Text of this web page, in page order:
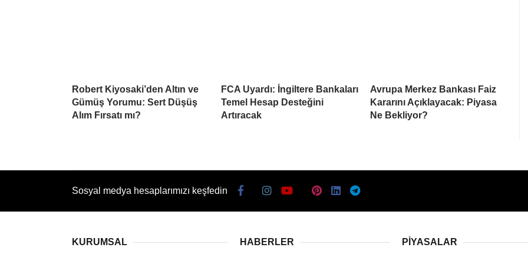
Robert Kiyosaki’den Altın ve
Gümüş Yorumu: Sert Düşüş
Alım Fırsatı mı?
FCA Uyardı: İngiltere Bankaları
Temel Hesap Desteğini
Artıracak
Avrupa Merkez Bankası Faiz
Kararını Açıklayacak: Piyasa
Ne Bekliyor?
Sosyal medya hesaplarımızı keşfedin
KURUMSAL HABERLER PIYASALAR